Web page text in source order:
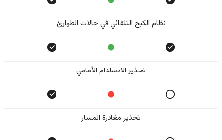
نظام الكبح التلقائي في حالات الطوارئ
تحذير الاصطدام الأمامي
تحذير مغادرة المسار